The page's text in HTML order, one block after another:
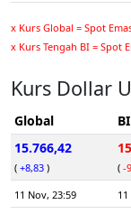
x Kurs Global = Spot
x Kurs Tengah BI = Spot
Kurs Dollar
Global
15.766,42
( +8,83 ) ( -
11 Nov, 23:59